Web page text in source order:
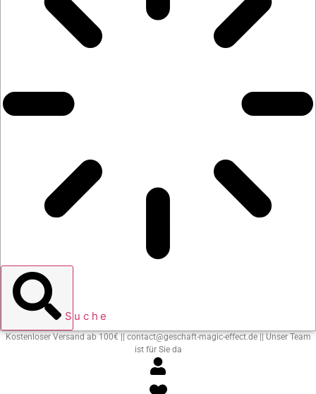
Suche
Kostenloser Versand ab 100€ || contact@geschaft-magic-effect.de || Unser Team
ist für Sie da